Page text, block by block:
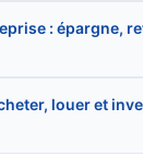
: épargne,
louer et